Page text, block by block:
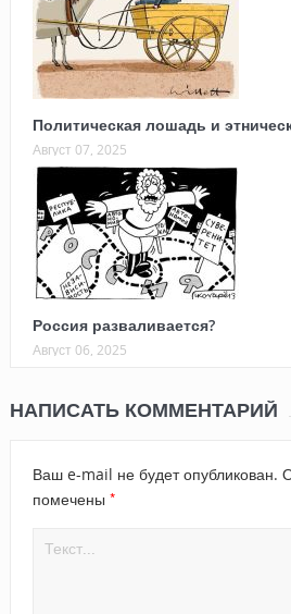
Политическая лошадь и
Август 07, 2025
Россия разваливается?
Август 06, 2025
НАПИСАТЬ КОММЕНТАРИЙ
Ваш e-mail не будет опубликован.
помечены *